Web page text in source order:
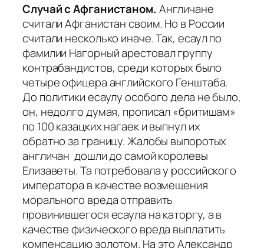
Случай с Афганистаном. Англичане
считали Афганистан своим. Но в России
считали несколько иначе. Так, есаул по
фамилии Нагорныйарестовал группу
контрабандистов, среди которых было
четыре офицера английского Генштаба.
До политики есаулу особого дела не было,
он, недолго думая, прописал «бритишам»
по 100 казацких нагаек и выпнул их
обратно за границу. Жалобы выпоротых
англичан дошли до самой королевы
Елизаветы. Та потребовала у российского
императора в качестве возмещения
морального вреда отправить
провинившегося есаула на каторгу, а в
качестве физического вреда выплатить
компенсацию золотом. На это Александр